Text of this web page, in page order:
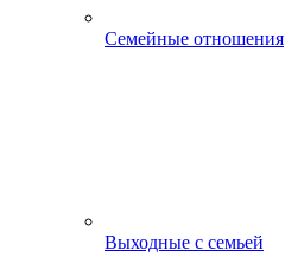
Семейные отношения
Выходные с семьей